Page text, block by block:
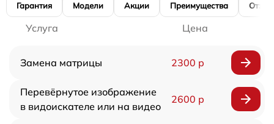
Гарантия Модели Акции Преимущества
Услуга Цена
Замена матрицы 2300 р
Перевёрнутое изображение
в видоискателе или на видео
2600 р